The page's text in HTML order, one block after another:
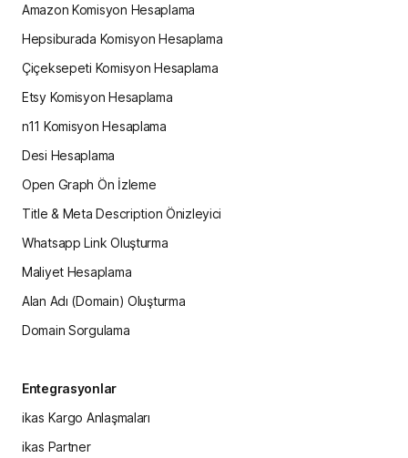
Entegrasyonlar
ikas Kargo Anlaşmaları
ikas Partner
Amazon Komisyon Hesaplama
Hepsiburada Komisyon Hesaplama
Çiçeksepeti Komisyon Hesaplama
Etsy Komisyon Hesaplama
n11 Komisyon Hesaplama
Desi Hesaplama
Open Graph Ön İzleme
Title & Meta Description Önizleyici
Whatsapp Link Oluşturma
Maliyet Hesaplama
Alan Adı (Domain) Oluşturma
Domain Sorgulama